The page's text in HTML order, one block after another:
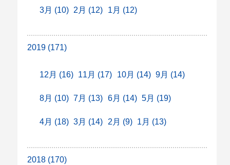
3月 (10) 2月 (12) 1月 (12)
2019 (171)
12月 (16) 11月 (17) 10月 (14) 9月 (14)
8月 (10) 7月 (13) 6月 (14) 5月 (19)
4月 (18) 3月 (14) 2月 (9) 1月 (13)
2018 (170)